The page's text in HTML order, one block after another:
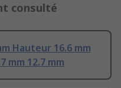
consulté
Hauteur 16.6 mm
mm 12.7 mm